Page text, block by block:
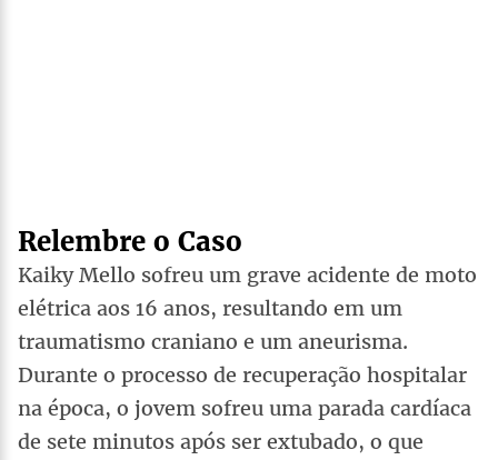
Relembre o Caso
Kaiky Mello sofreu um grave acidente de moto
elétrica aos 16 anos, resultando em um
traumatismo craniano e um aneurisma.
Durante o processo de recuperação hospitalar
na época, o jovem sofreu uma parada cardíaca
de sete minutos após ser extubado, o que